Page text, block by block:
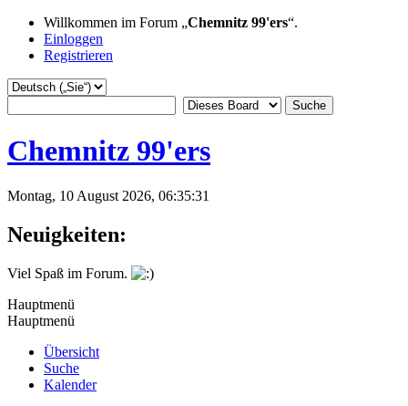
Willkommen im Forum „Chemnitz 99'ers“.
Einloggen
Registrieren
Chemnitz 99'ers
Montag, 10 August 2026, 06:35:31
Neuigkeiten:
Viel Spaß im Forum.
Hauptmenü
Hauptmenü
Übersicht
Suche
Kalender